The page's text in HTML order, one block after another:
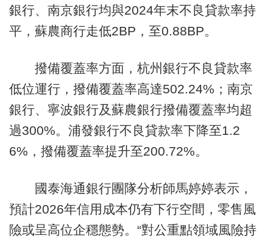
銀行、南京銀行均與2024年末不良貸款率持
平，蘇農商行走低2BP，至0.88BP。
撥備覆蓋率方面，杭州銀行不良貸款率
低位運行，撥備覆蓋率高達502.24%；南京
銀行、寧波銀行及蘇農銀行撥備覆蓋率均超
過300%。浦發銀行不良貸款率下降至1.2
6%，撥備覆蓋率提升至200.72%。
國泰海通銀行團隊分析師馬婷婷表示，
預計2026年信用成本仍有下行空間，零售風
險或呈高位企穩態勢。“對公重點領域風險持